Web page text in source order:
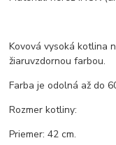
Kovová vysoká kotlina
žiaruvzdornou farbou.
Farba je odolná až do
Rozmer kotliny:
Priemer: 42 cm.